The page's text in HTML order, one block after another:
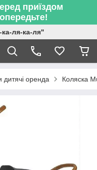
приїздом
ля-ка-ля"
дитячі оренда Коляска